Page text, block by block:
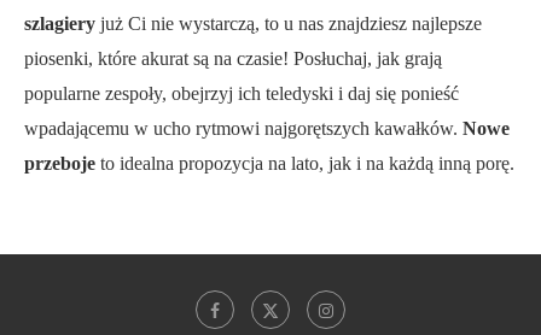
szlagiery już Ci nie wystarczą, to u nas znajdziesz najlepsze
piosenki, które akurat są na czasie! Posłuchaj, jak grają
popularne zespoły, obejrzyj ich teledyski i daj się ponieść
wpadającemu w ucho rytmowi najgorętszych kawałków. Nowe
przeboje to idealna propozycja na lato, jak i na każdą inną porę.